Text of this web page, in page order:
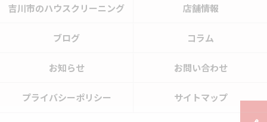
吉川市のハウスクリーニング 店舗情報
ブログ コラム
お知らせ お問い合わせ
プライバシーポリシー サイトマップ